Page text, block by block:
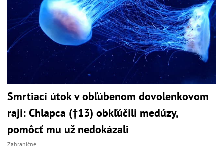
Smrtiaci útok v obľúbenom dovolenkovom
raji: Chlapca (†13) obkľúčili medúzy,
pomôcť mu už nedokázali
Zahraničné